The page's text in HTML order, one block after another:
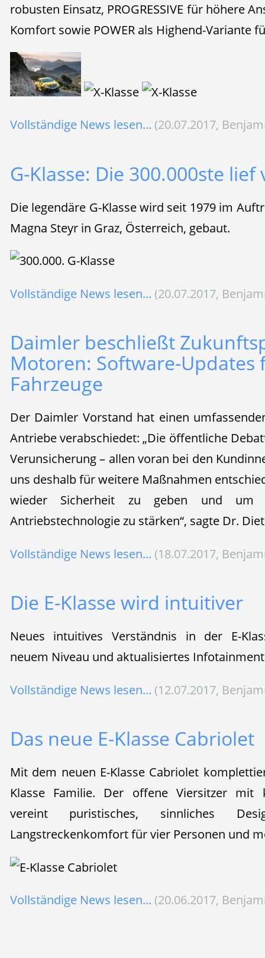
robusten Einsatz, PROGRESSIVE für höhere
Komfort sowie POWER als Highend-Variante
Vollständige News lesen... (20.07.2017,
G-Klasse: Die 300.000ste
Die legendäre G-Klasse wird seit 1979 im
Magna Steyr in Graz, Österreich, gebaut.
Vollständige News lesen... (20.07.2017,
Daimler beschließt
Motoren: Software-Updates
Fahrzeuge
Der Daimler Vorstand hat einen
Antriebe verabschiedet: „Die öffentliche
Verunsicherung – allen voran bei den
uns deshalb für weitere Maßnahmen
wieder Sicherheit zu geben und
Antriebstechnologie zu stärken“, sagte Dr.
Vollständige News lesen... (18.07.2017,
Die E-Klasse wird intuitiver
Neues intuitives Verständnis in der E-
neuem Niveau und aktualisiertes Infotainment
Vollständige News lesen... (12.07.2017,
Das neue E-Klasse Cabriolet
Mit dem neuen E-Klasse Cabriolet
Klasse Familie. Der offene Viersitzer mit
vereint puristisches, sinnliches
Langstreckenkomfort für vier Personen und
Vollständige News lesen... (20.06.2017,